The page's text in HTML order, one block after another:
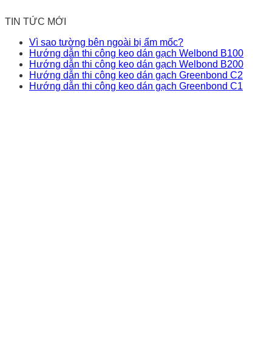
TIN TỨC MỚI
Vì sao tường bên ngoài bị ẩm mốc?
Hướng dẫn thi công keo dán gạch Welbond B100
Hướng dẫn thi công keo dán gạch Welbond B200
Hướng dẫn thi công keo dán gạch Greenbond C2
Hướng dẫn thi công keo dán gạch Greenbond C1